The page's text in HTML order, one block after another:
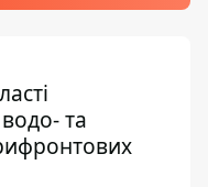
та